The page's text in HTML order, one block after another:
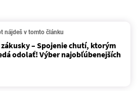
nájdeš v tomto článku
zákusky – Spojenie chutí, ktorým
odolať! Výber najobľúbenejších